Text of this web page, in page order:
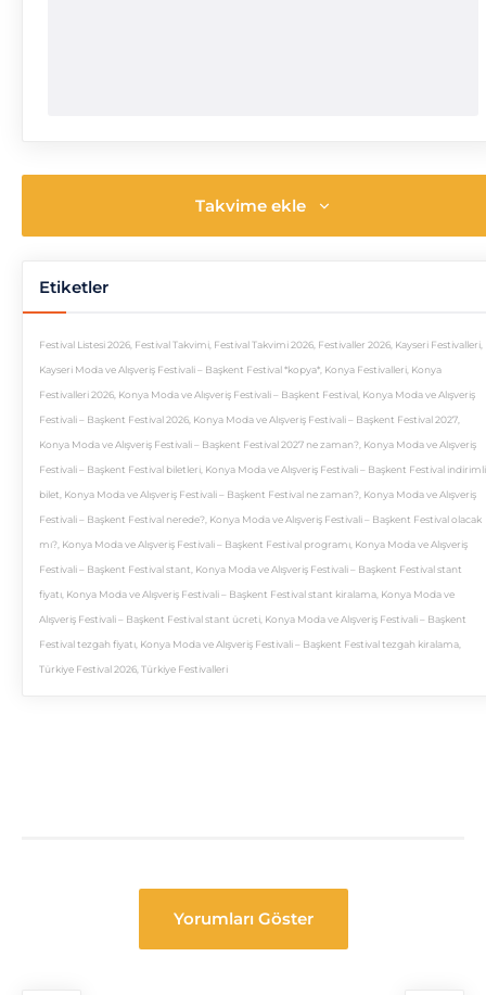
Takvime ekle
Etiketler
Festival Listesi 2026, Festival Takvimi, Festival Takvimi 2026, Festivaller 2026, Kayseri Festivalleri,
Kayseri Moda ve Alışveriş Festivali – Başkent Festival *kopya*, Konya Festivalleri, Konya
Festivalleri 2026, Konya Moda ve Alışveriş Festivali – Başkent Festival , Konya Moda ve Alışveriş
Festivali – Başkent Festival 2026, Konya Moda ve Alışveriş Festivali – Başkent Festival 2027,
Konya Moda ve Alışveriş Festivali – Başkent Festival 2027 ne zaman?, Konya Moda ve Alışveriş
Festivali – Başkent Festival biletleri, Konya Moda ve Alışveriş Festivali – Başkent Festival indirimli
bilet, Konya Moda ve Alışveriş Festivali – Başkent Festival ne zaman?, Konya Moda ve Alışveriş
Festivali – Başkent Festival nerede?, Konya Moda ve Alışveriş Festivali – Başkent Festival olacak
mı?, Konya Moda ve Alışveriş Festivali – Başkent Festival programı, Konya Moda ve Alışveriş
Festivali – Başkent Festival stant, Konya Moda ve Alışveriş Festivali – Başkent Festival stant
fiyatı, Konya Moda ve Alışveriş Festivali – Başkent Festival stant kiralama, Konya Moda ve
Alışveriş Festivali – Başkent Festival stant ücreti, Konya Moda ve Alışveriş Festivali – Başkent
Festival tezgah fiyatı, Konya Moda ve Alışveriş Festivali – Başkent Festival tezgah kiralama,
Türkiye Festival 2026, Türkiye Festivalleri
Yorumları Göster